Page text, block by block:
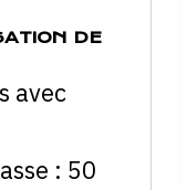
DE
avec
: 50